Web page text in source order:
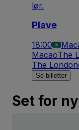
lør.
Plave
18:00
MacaoThe
The
Se billetter
Set for